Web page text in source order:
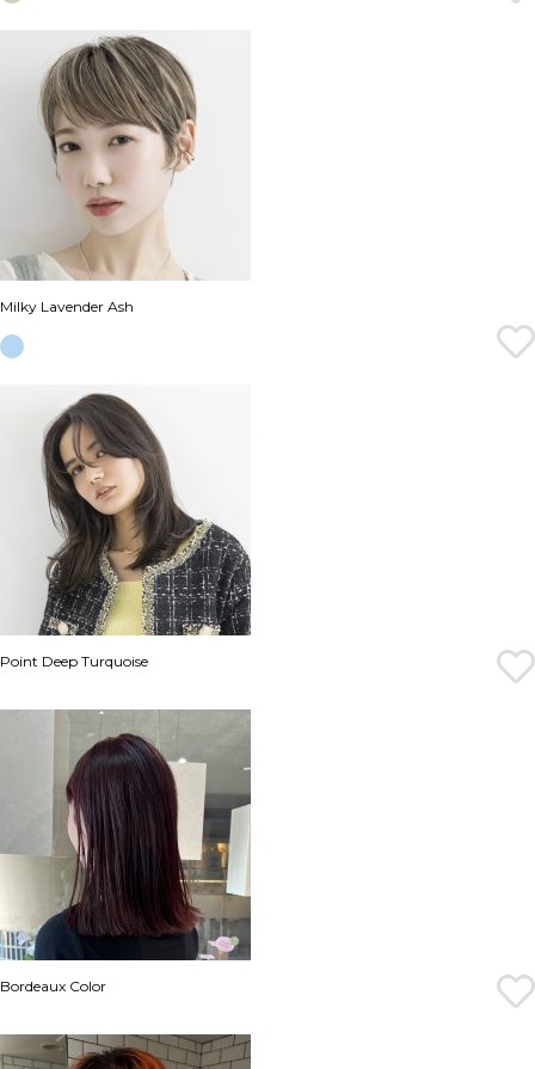
Milky Lavender Ash
Point Deep Turquoise
Bordeaux Color